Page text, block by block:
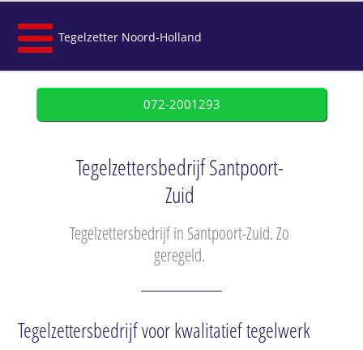
Tegelzetter Noord-Holland
072-2001293
Tegelzettersbedrijf Santpoort-
Zuid
Tegelzettersbedrijf in Santpoort-Zuid. Zo
geregeld.
Tegelzettersbedrijf voor kwalitatief tegelwerk